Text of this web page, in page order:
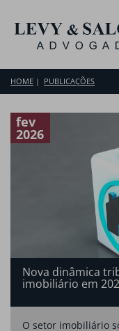
HOME PUBLICAÇÕES
fev
2026
Nova dinâmica
imobiliário em
O setor imobiliário